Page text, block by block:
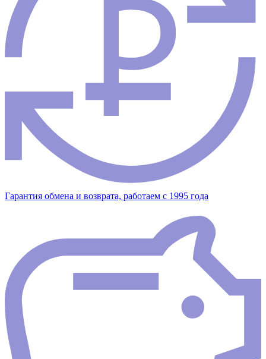
Гарантия обмена и возврата, работаем с 1995 года